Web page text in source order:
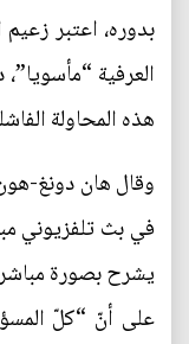
بدوره، اعتبر
العرفية
هذه المحاولة
وقال هان دونغ-
في بث تلفزيوني
يشرح بصورة
على أنّ “كلّ